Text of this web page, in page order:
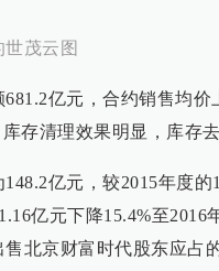
茂云图
亿元，合约销售均
存清理效果明显，库存
亿元，较2015年度
亿元下降15.4%至
售北京财富时代股东应占